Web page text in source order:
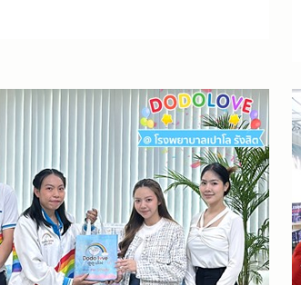
康，坚强面对困难，并有能力战